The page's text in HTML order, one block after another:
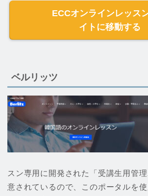
ECCオンラインレッス
イトに移動する
ベルリッツ
スン専用に開発された「受講生用管
意されているので、このポータルを